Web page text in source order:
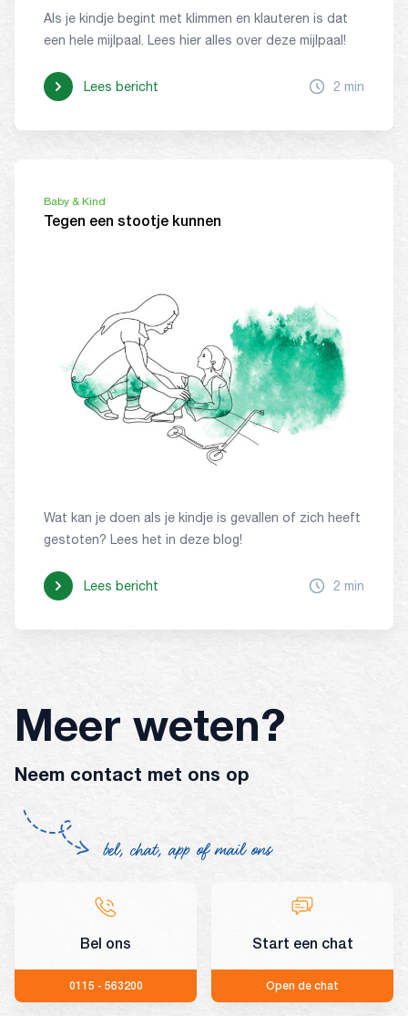
Als je kindje begint met klimmen en klauteren is dat
een hele mijlpaal. Lees hier alles over deze mijlpaal!
Lees bericht 2 min
Baby & Kind
Tegen een stootje kunnen
Wat kan je doen als je kindje is gevallen of zich heeft
gestoten? Lees het in deze blog!
Lees bericht 2 min
Meer weten?
Neem contact met ons op
bel, chat, app of mail ons
Bel ons
0115 - 563200
Start een chat
Open de chat